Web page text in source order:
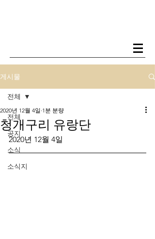
게시물
전체
공지
소식
소식지
전체
청개구리 유랑단
2020년 12월 4일 1분 분량
2020년 12월 4일